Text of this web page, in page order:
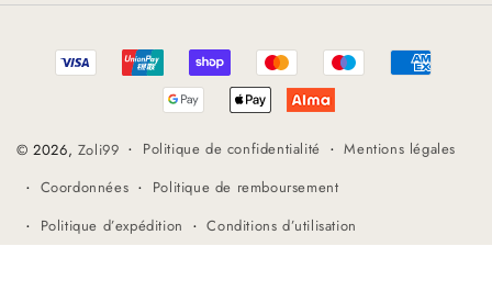
Méthodes
© 2026, Zoli99 Politique de confidentialité
Mentions légales
Coordonnées
Politique de remboursement
Politique d’expédition
Conditions d’utilisation